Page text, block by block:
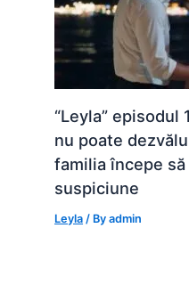
“Leyla” episodul
nu poate
familia începe
suspiciune
Leyla / Byadmin